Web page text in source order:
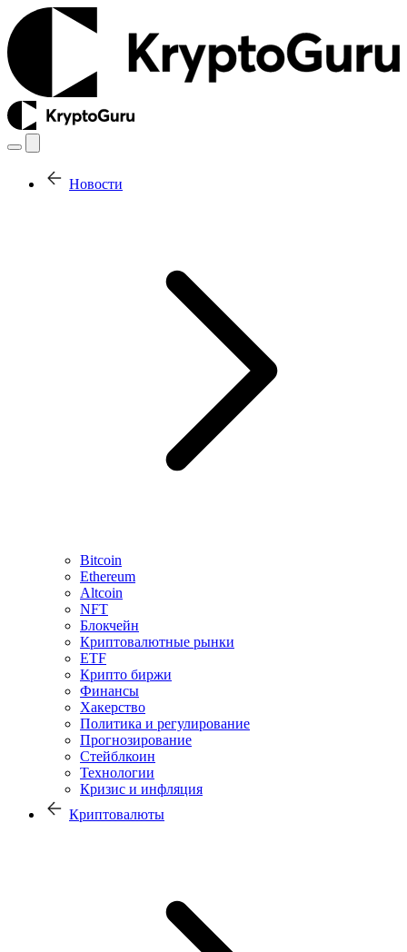
Новости
Bitcoin
Ethereum
Altcoin
NFT
Блокчейн
Криптовалютные рынки
ETF
Крипто биржи
Финансы
Хакерство
Политика и регулирование
Прогнозирование
Стейблкоин
Технологии
Кризис и инфляция
Криптовалюты